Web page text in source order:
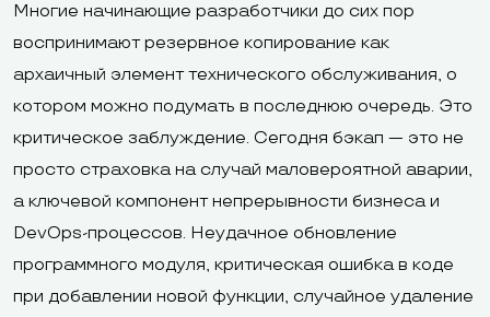
Многие начинающие разработчики до сих пор
воспринимают резервное копирование как
архаичный элемент технического обслуживания, о
котором можно подумать в последнюю очередь. Это
критическое заблуждение. Сегодня бэкап — это не
просто страховка на случай маловероятной аварии,
а ключевой компонент непрерывности бизнеса и
DevOps-процессов. Неудачное обновление
программного модуля, критическая ошибка в коде
при добавлении новой функции, случайное удаление